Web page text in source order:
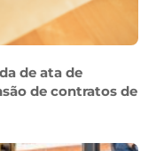
de ata de
de contratos de